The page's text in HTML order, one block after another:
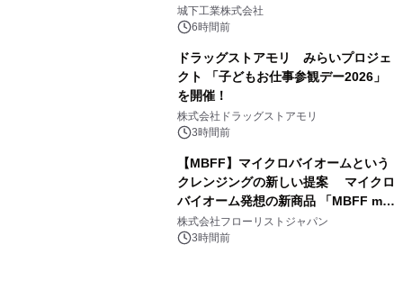
ーブル1本つなぐだけ、テレビの音が
ぐっと豊かに
城下工業株式会社
6時間前
ドラッグストアモリ みらいプロジェ
クト 「子どもお仕事参観デー2026」
を開催！
株式会社ドラッグストアモリ
3時間前
【MBFF】マイクロバイオームという
クレンジングの新しい提案 マイクロ
バイオーム発想の新商品 「MBFF mb
クレンジングPRO」を2026年8月6日
発売
株式会社フローリストジャパン
3時間前